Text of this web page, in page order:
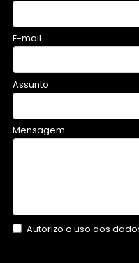
E-mail
Assunto
Mensagem
Autorizo o uso dos